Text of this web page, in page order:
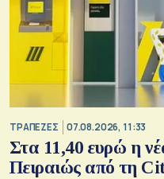
ΤΡΑΠΕΖΕΣ 07.08.2026, 11:33
Στα 11,40 ευρώ η
Πειραιώς από τη